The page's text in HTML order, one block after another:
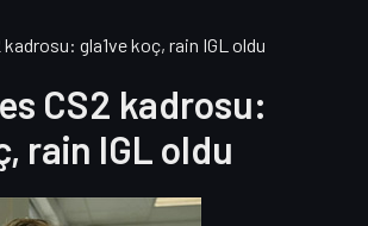
kadrosu: gla1ve koç, rain IGL oldu
CS2 kadrosu:
rain IGL oldu